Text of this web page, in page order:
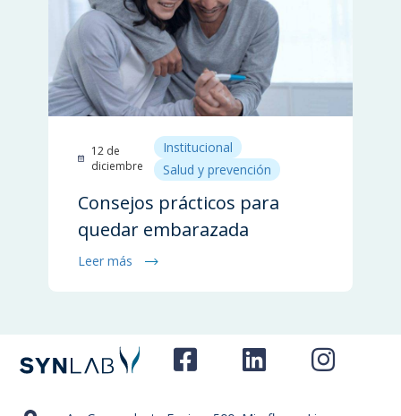
12 de
diciembre
Institucional
Salud y prevención
Consejos prácticos para
quedar embarazada
Leer más